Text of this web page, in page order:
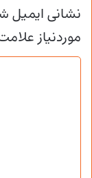
نشانی ایمیل
موردنیاز
د